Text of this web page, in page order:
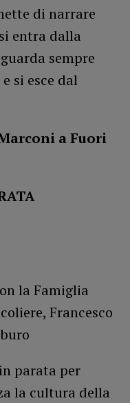
di narrare
entra dalla
sempre
si esce dal
a Fuori
la Famiglia
Francesco
parata per
la cultura della